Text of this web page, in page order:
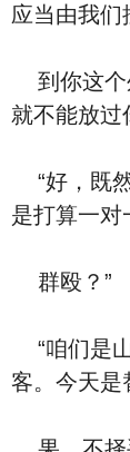
应当由我们
到你这个
就不能放过
“好，既
是打算一对
群殴？”
“咱们是
客。今天是